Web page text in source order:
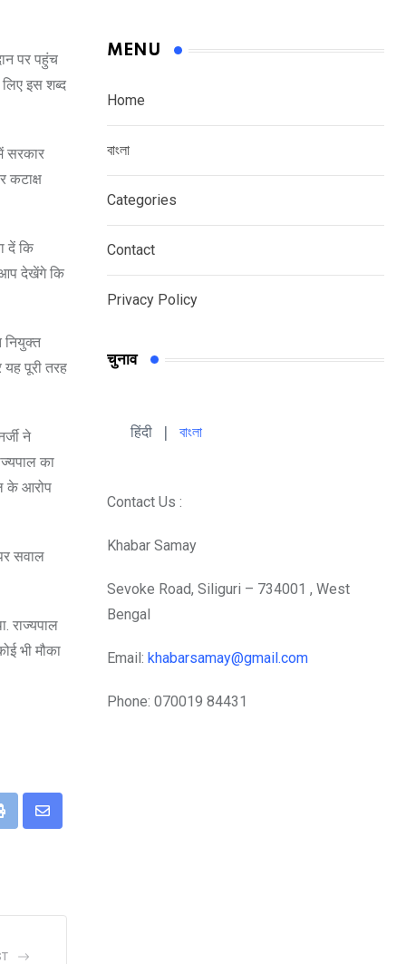
पर पहुंच
लिए इस शब्द
सरकार
कटाक्ष
दें कि
देखेंगे कि
नियुक्त
यह पूरी तरह
ने
का
के आरोप
सवाल
राज्यपाल
भी मौका
Share
MENU
Home
বাংলা
Categories
Contact
Privacy Policy
चुनाव
हिंदी | বাংলা
Contact Us :
Khabar Samay
Sevoke Road, Siliguri – 734001 , West
Bengal
Email: khabarsamay@gmail.com
Phone: 070019 84431